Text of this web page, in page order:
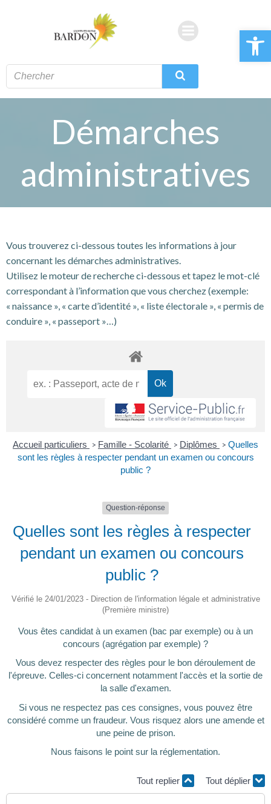
Ouvrir
Démarches
administratives
Vous trouverez ci-dessous toutes les informations à jour
concernant les démarches administratives.
Utilisez le moteur de recherche ci-dessous et tapez le mot-clé
correspondant à l’information que vous cherchez (exemple:
« naissance », « carte d’identité », « liste électorale », « permis de
conduire », « passeport »…)
Accueil particuliers > Famille - Scolarité > Diplômes > Quelles
sont les règles à respecter pendant un examen ou concours
public ?
Question-réponse
Quelles sont les règles à respecter
pendant un examen ou concours
public ?
Vérifié le 24/01/2023 - Direction de l'information légale et administrative
(Première ministre)
Vous êtes candidat à un examen (bac par exemple) ou à un
concours (agrégation par exemple) ?
Vous devez respecter des règles pour le bon déroulement de
l'épreuve. Celles-ci concernent notamment l'accès et la sortie de
la salle d'examen.
Si vous ne respectez pas ces consignes, vous pouvez être
considéré comme un fraudeur. Vous risquez alors une amende et
une peine de prison.
Nous faisons le point sur la réglementation.
Tout replier Tout déplier